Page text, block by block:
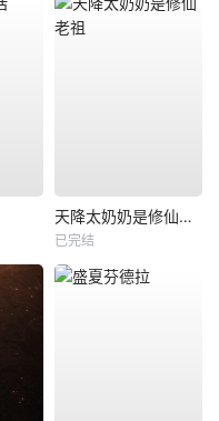
天降太奶奶是修仙老祖
已完结